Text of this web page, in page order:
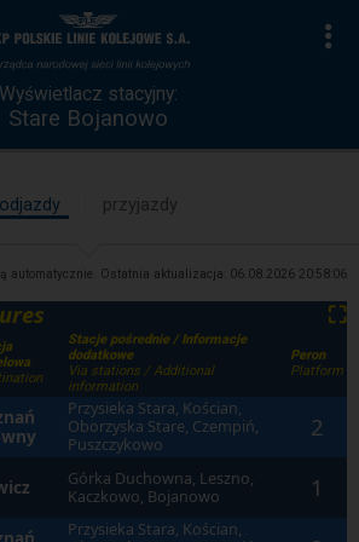
Wyświetlacz stacyjny:
Stare Bojanowo
odjazdy przyjazdy
automatycznie. Ostatnia aktualizacja: 06.08.2026 20:58:06
⛶
Stacje pośrednie / Informacje
dodatkowe
Via stations / Additional
information
Peron
Platform
Przysieka Stara, Kościan,
Oborzyska Stare, Czempiń,
Puszczykowo
2
Górka Duchowna, Leszno,
Kaczkowo, Bojanowo
1
Przysieka Stara, Kościan,